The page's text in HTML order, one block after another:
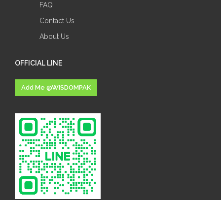
FAQ
Contact Us
About Us
OFFICIAL LINE
Add Me @WISDOMPAK